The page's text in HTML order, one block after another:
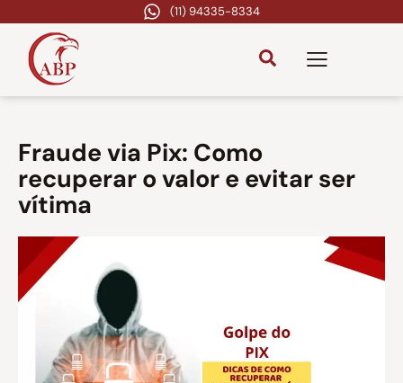
(11) 94335-8334
Fraude via Pix: Como
recuperar o valor e evitar ser
vítima